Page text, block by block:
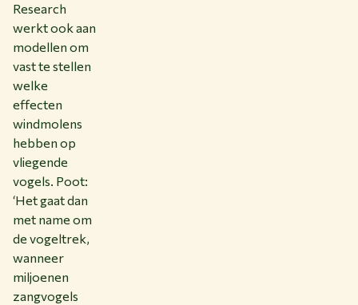
Research
werkt ook aan
modellen om
vast te stellen
welke
effecten
windmolens
hebben op
vliegende
vogels. Poot:
‘Het gaat dan
met name om
de vogeltrek,
wanneer
miljoenen
zangvogels